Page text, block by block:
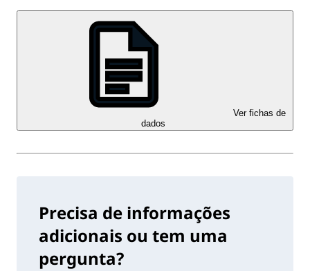
Ver fichas de
dados
Precisa de informações
adicionais ou tem uma
pergunta?